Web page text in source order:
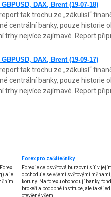
DAX, Brent (19-07-18)
tak trochu ze „zákulisí“
centrální banky, pouze historie
nejvíce zajímavé. Report
DAX, Brent (19-09-17)
tak trochu ze „zákulisí“
centrální banky, pouze historie
nejvíce zajímavé. Report
a je
Forex pro začátečníky
Forex je celosvětová burzovní síť, v
obchoduje se všemi světovými
koruny. Na forexu obchodují banky,
brokeři a podobné instituce, ale také
otevřený všem.